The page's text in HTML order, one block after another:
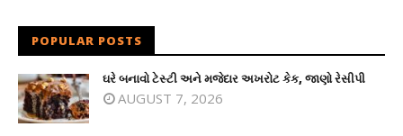
POPULAR POSTS
ઘરે બનાવો ટેસ્ટી અને મજેદાર અખરોટ કેક, જાણો રેસીપી
AUGUST 7, 2026